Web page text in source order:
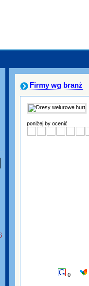
Firmy wg branż
poniżej by ocenić
0